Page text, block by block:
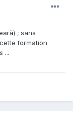
; sans
formation
...